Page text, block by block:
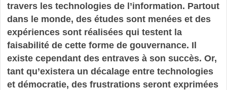
travers les technologies de l’information. Partout
dans le monde, des études sont menées et des
expériences sont réalisées qui testent la
faisabilité de cette forme de gouvernance. Il
existe cependant des entraves à son succès. Or,
tant qu’existera un décalage entre technologies
et démocratie, des frustrations seront exprimées